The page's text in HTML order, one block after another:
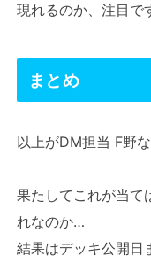
現れるのか、注目で
まとめ
以上がDM担当 F野
果たしてこれが当て
れなのか…
結果はデッキ公開日